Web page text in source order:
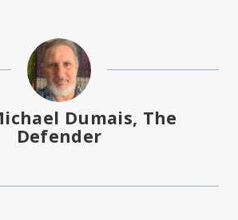
Dumais, The
Defender